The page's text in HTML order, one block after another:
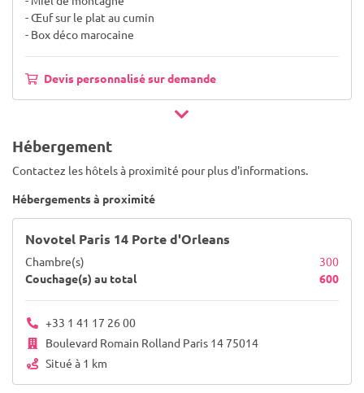
- Œuf sur le plat au cumin
- Box déco marocaine
Devis personnalisé sur demande
Hébergement
Contactez les hôtels à proximité pour plus d'informations.
Hébergements à proximité
Novotel Paris 14 Porte d'Orleans
Chambre(s)
300
Couchage(s) au total
600
+33 1 41 17 26 00
Boulevard Romain Rolland Paris 14 75014
Situé à 1 km